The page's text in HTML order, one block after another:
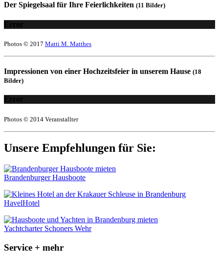
Der Spiegelsaal für Ihre Feierlichkeiten (11 Bilder)
Error
Photos © 2017 Matti M. Matthes
Impressionen von einer Hochzeitsfeier in unserem Hause (18
Bilder)
Error
Photos © 2014 Veranstallter
Unsere Empfehlungen für Sie:
Brandenburger Hausboote
HavelHotel
Yachtcharter Schoners Wehr
Service + mehr